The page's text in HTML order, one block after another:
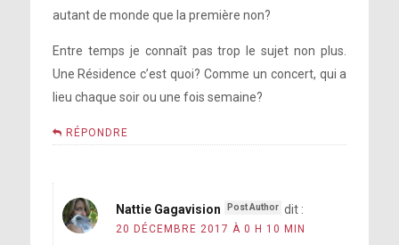
autant de monde que la première non?
Entre temps je connaît pas trop le sujet non plus.
Une Résidence c’est quoi? Comme un concert, qui a
lieu chaque soir ou une fois semaine?
RÉPONDRE
Nattie Gagavision dit :
20 DÉCEMBRE 2017 À 0 H 10 MIN